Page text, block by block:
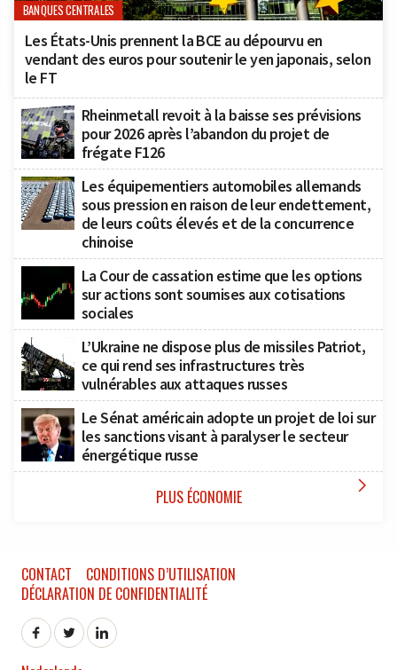
BANQUES CENTRALES
Les États-Unis prennent la BCE au dépourvu en
vendant des euros pour soutenir le yen japonais, selon
le FT
Rheinmetall revoit à la baisse ses prévisions
pour 2026 après l’abandon du projet de
frégate F126
Les équipementiers automobiles allemands
sous pression en raison de leur endettement,
de leurs coûts élevés et de la concurrence
chinoise
La Cour de cassation estime que les options
sur actions sont soumises aux cotisations
sociales
L’Ukraine ne dispose plus de missiles Patriot,
ce qui rend ses infrastructures très
vulnérables aux attaques russes
Le Sénat américain adopte un projet de loi sur
les sanctions visant à paralyser le secteur
énergétique russe
PLUS ÉCONOMIE 
CONTACT
CONDITIONS D’UTILISATION
DÉCLARATION DE CONFIDENTIALITÉ